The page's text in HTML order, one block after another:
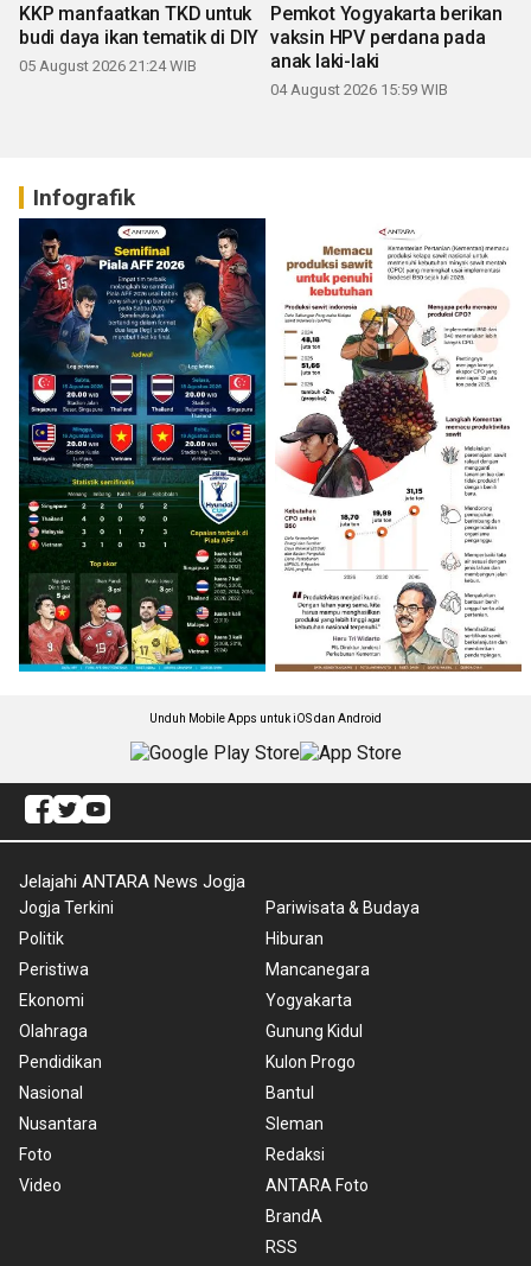
KKP manfaatkan TKD untuk
budi daya ikan tematik di DIY
05 August 2026 21:24 WIB
Pemkot Yogyakarta berikan
vaksin HPV perdana pada
anak laki-laki
04 August 2026 15:59 WIB
Infografik
Unduh Mobile Apps untuk iOS dan Android
Jelajahi ANTARA News Jogja
Jogja Terkini
Politik
Peristiwa
Ekonomi
Olahraga
Pendidikan
Nasional
Nusantara
Foto
Video
Pariwisata & Budaya
Hiburan
Mancanegara
Yogyakarta
Gunung Kidul
Kulon Progo
Bantul
Sleman
Redaksi
ANTARA Foto
BrandA
RSS